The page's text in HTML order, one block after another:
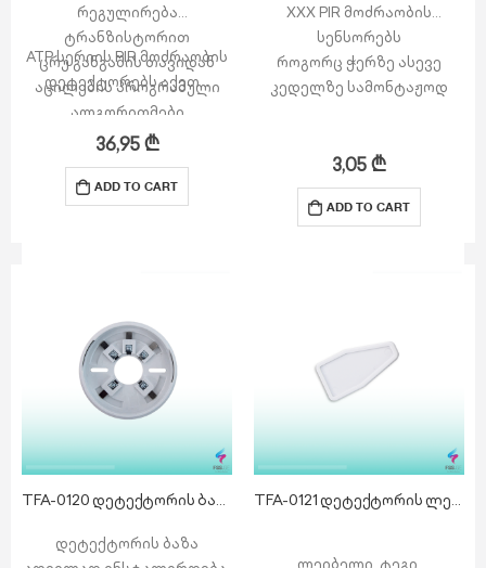
რეგულირება
ტრანზისტორით
ცრუ განგაშის თავიდან
აცილების პროგრამული
ალგორითმები
ულტრაიისფერი სხივების
1/2/3-ეტაპიანი პულსების
დათვლა
ATP სერიის PIR მოძრაობის
დეტექტორებს აქვთ…
36,95₾
ADD TO CART
XXX PIR მოძრაობის
სენსორებს
როგორც ჭერზე ასევე
კედელზე სამონტაჟოდ
3,05₾
ADD TO CART
TFA-0120 დეტექტორის ბაზა
დეტექტორის ბაზა
TFA-0121 დეტექტორის ლეიბლი
ლეიბელი, ტეგი,